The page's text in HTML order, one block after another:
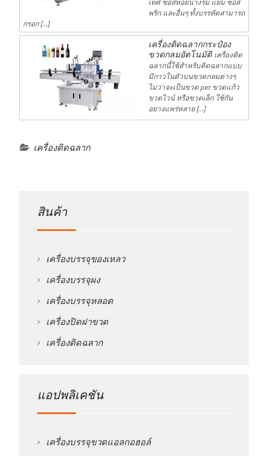
พริก และอื่นๆ ทั้งบรรทัดสามารถ
กรอก […]
เครื่องติดฉลากกระป๋อง
ขวดกลมอัตโนมัติ เครื่องติด
ฉลากนี้ใช้สำหรับติดฉลากแบบ
มีกาวในตัวบนขวดกลมต่างๆ
ไม่ว่าจะเป็นขวด pet ขวดแก้ว
ขวดไวน์ หรือขวดเล็ก ใช้กัน
อย่างแพร่หลาย […]
เครื่องติดฉลาก
สินค้า
เครื่องบรรจุของเหลว
เครื่องบรรจุผง
เครื่องบรรจุหลอด
เครื่องปิดฝาขวด
เครื่องติดฉลาก
แอปพลิเคชัน
เครื่องบรรจุขวดแอลกอฮอล์